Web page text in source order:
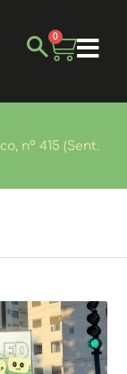
0
nº 415 (Sent.